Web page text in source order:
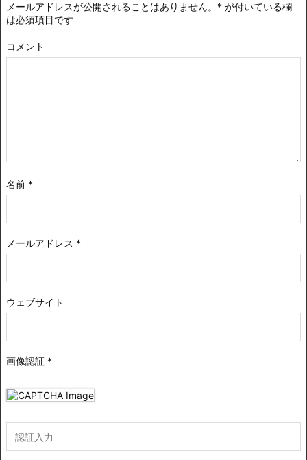
メールアドレスが公開されることはありません。 * が付いている欄
は必須項目です
コメント
名前 *
メールアドレス *
ウェブサイト
画像認証 *